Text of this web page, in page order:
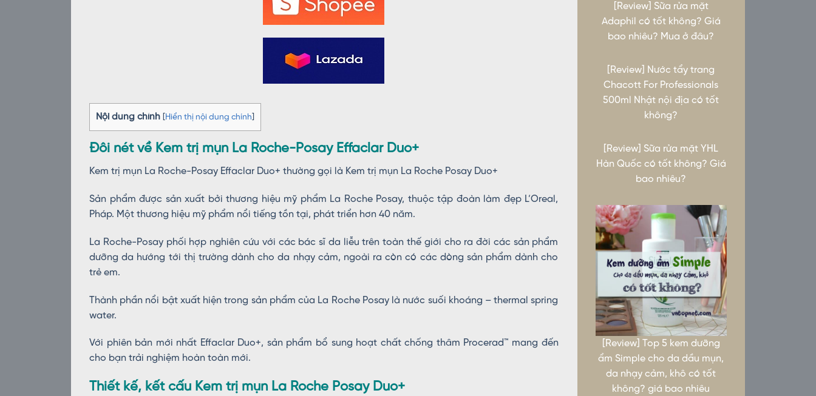
Nội dung chính Hiển thị nội dung chính
Đôi nét về Kem trị mụn La Roche-Posay Effaclar Duo+
Kem trị mụn La Roche-Posay Effaclar Duo+ thường gọi là Kem trị mụn La Roche Posay Duo+
Sản phẩm được sản xuất bởi thương hiệu mỹ phẩm La Roche Posay, thuộc tập đoàn làm đẹp L’Oreal,
Pháp. Một thương hiệu mỹ phẩm nổi tiếng tồn tại, phát triển hơn 40 năm.
La Roche-Posay phối hợp nghiên cứu với các bác sĩ da liễu trên toàn thế giới cho ra đời các sản phẩm
dưỡng da hướng tới thị trường dành cho da nhạy cảm, ngoài ra còn có các dòng sản phẩm dành cho
trẻ em.
Thành phần nổi bật xuất hiện trong sản phẩm của La Roche Posay là nước suối khoáng – thermal spring
water.
Với phiên bản mới nhất Effaclar Duo+, sản phẩm bổ sung hoạt chất chống thâm Procerad™ mang đến
cho bạn trải nghiệm hoàn toàn mới.
Thiết kế, kết cấu Kem trị mụn La Roche Posay Duo+
[Review] Sữa rửa mặt
Adaphil có tốt không? Giá
bao nhiêu? Mua ở đâu?
[Review] Nước tẩy trang
Chacott For Professionals
500ml Nhật nội địa có tốt
không?
[Review] Sữa rửa mặt YHL
Hàn Quốc có tốt không? Giá
bao nhiêu?
[Review] Top 5 kem dưỡng
ẩm Simple cho da dầu mụn,
da nhạy cảm, khô có tốt
không? giá bao nhiêu